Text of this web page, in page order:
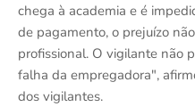
chega à academia e é
de pagamento, o prejuízo
profissional. O vigilante não
falha da empregadora",
dos vigilantes.